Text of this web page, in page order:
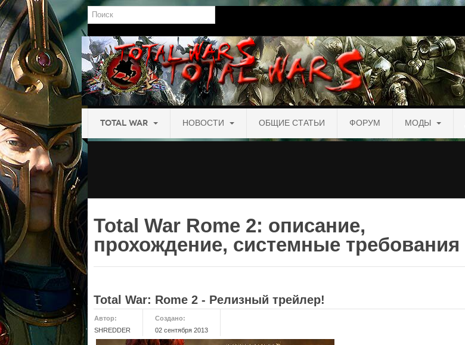
Поиск
TOTAL WAR НОВОСТИ ОБЩИЕ СТАТЬИ ФОРУМ МОДЫ
Total War Rome 2: описание,
прохождение, системные требования
Total War: Rome 2 - Релизный трейлер!
Автор:
SHREDDER
Создано:
02 сентября 2013